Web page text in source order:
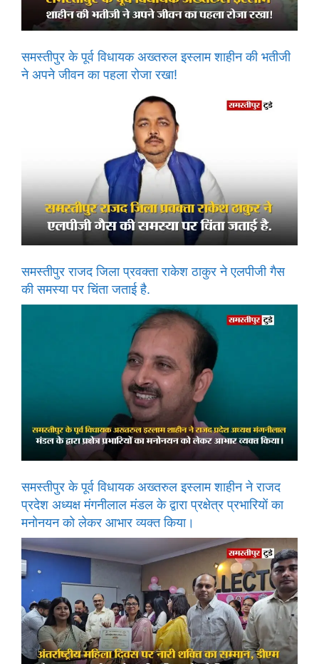
समस्तीपुर के पूर्व विधायक अख्तरुल इस्लाम शाहीन की भतीजी
ने अपने जीवन का पहला रोजा रखा!
समस्तीपुर राजद जिला प्रवक्ता राकेश ठाकुर ने एलपीजी गैस
की समस्या पर चिंता जताई है.
समस्तीपुर के पूर्व विधायक अख्तरुल इस्लाम शाहीन ने राजद
प्रदेश अध्यक्ष मंगनीलाल मंडल के द्वारा प्रक्षेत्र प्रभारियों का
मनोनयन को लेकर आभार व्यक्त किया।